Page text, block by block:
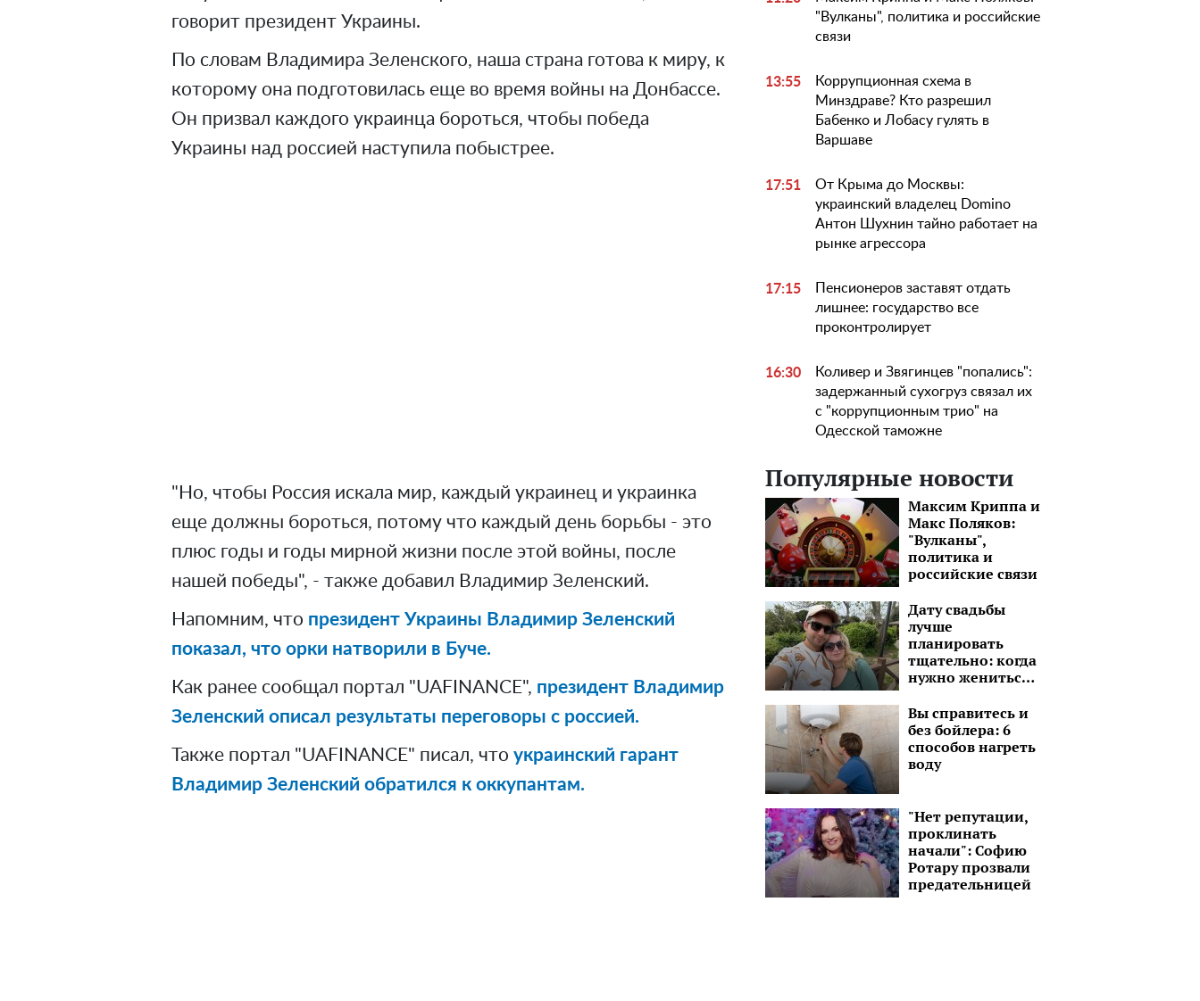
говорит президент Украины.
По словам Владимира Зеленского, наша страна готова к миру, к
которому она подготовилась еще во время войны на Донбассе.
Он призвал каждого украинца бороться, чтобы победа
Украины над россией наступила побыстрее.
"Но, чтобы Россия искала мир, каждый украинец и украинка
еще должны бороться, потому что каждый день борьбы - это
плюс годы и годы мирной жизни после этой войны, после
нашей победы", - также добавил Владимир Зеленский.
Напомним, что президент Украины Владимир Зеленский
показал, что орки натворили в Буче.
Как ранее сообщал портал "UAFINANCE", президент Владимир
Зеленский описал результаты переговоры с россией.
Также портал "UAFINANCE" писал, что украинский гарант
Владимир Зеленский обратился к оккупантам.
"Вулканы", политика и российские
связи
13:55
Коррупционная схема в
Минздраве? Кто разрешил
Бабенко и Лобасу гулять в
Варшаве
17:51
От Крыма до Москвы:
украинский владелец Domino
Антон Шухнин тайно работает на
рынке агрессора
17:15
Пенсионеров заставят отдать
лишнее: государство все
проконтролирует
16:30
Коливер и Звягинцев "попались":
задержанный сухогруз связал их
с "коррупционным трио" на
Одесской таможне
Популярные новости
Максим Криппа и
Макс Поляков:
"Вулканы",
политика и
российские связи
Дату свадьбы
лучше
планировать
тщательно: когда
нужно жениться
Зодиака, лучшие
месяцы
Вы справитесь и
без бойлера: 6
способов нагреть
воду
"Нет репутации,
проклинать
начали": Софию
Ротару прозвали
предательницей